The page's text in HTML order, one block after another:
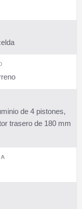
de 4 pistones,
trasero de 180 mm